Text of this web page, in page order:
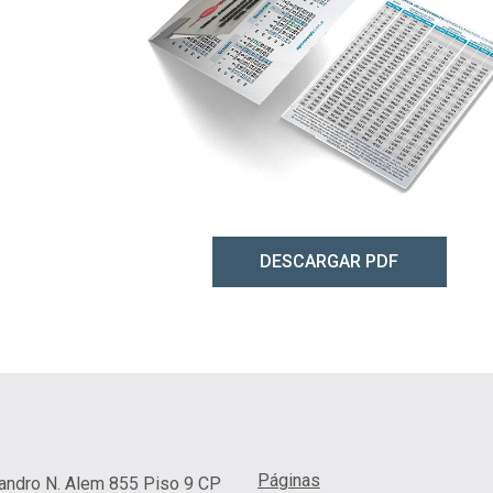
DESCARGAR PDF
N. Alem 855 Piso 9 CP Páginas